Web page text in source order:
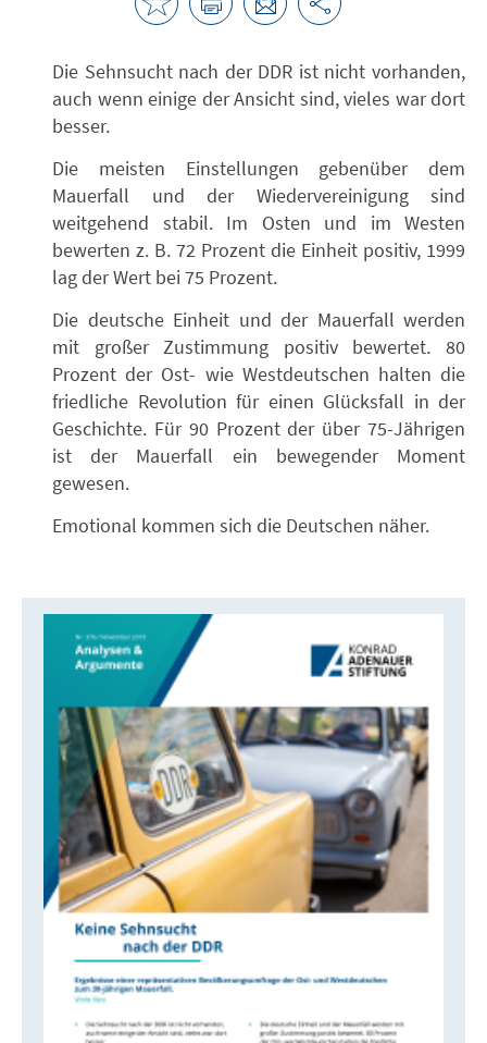
Die Sehnsucht nach der DDR ist nicht vorhanden,
auch wenn einige der Ansicht sind, vieles war dort
besser.
Die meisten Einstellungen gebenüber dem
Mauerfall und der Wiedervereinigung sind
weitgehend stabil. Im Osten und im Westen
bewerten z. B. 72 Prozent die Einheit positiv, 1999
lag der Wert bei 75 Prozent.
Die deutsche Einheit und der Mauerfall werden
mit großer Zustimmung positiv bewertet. 80
Prozent der Ost- wie Westdeutschen halten die
friedliche Revolution für einen Glücksfall in der
Geschichte. Für 90 Prozent der über 75-Jährigen
ist der Mauerfall ein bewegender Moment
gewesen.
Emotional kommen sich die Deutschen näher.